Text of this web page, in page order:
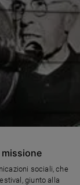
missione
sociali, che
giunto alla